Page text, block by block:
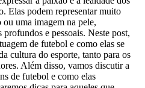
Elas podem representar muito
uma imagem na pele,
e pessoais. Neste post,
de futebol e como elas se
cultura do esporte, tanto para os
Além disso, vamos discutir a
de futebol e como elas